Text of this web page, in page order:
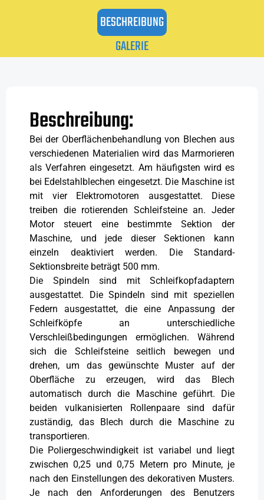
BESCHREIBUNG
GALERIE
Beschreibung:
Bei der Oberflächenbehandlung von Blechen aus
verschiedenen Materialien wird das Marmorieren
als Verfahren eingesetzt. Am häufigsten wird es
bei Edelstahlblechen eingesetzt. Die Maschine ist
mit vier Elektromotoren ausgestattet. Diese
treiben die rotierenden Schleifsteine an. Jeder
Motor steuert eine bestimmte Sektion der
Maschine, und jede dieser Sektionen kann
einzeln deaktiviert werden. Die Standard-
Sektionsbreite beträgt 500 mm.
Die Spindeln sind mit Schleifkopfadaptern
ausgestattet. Die Spindeln sind mit speziellen
Federn ausgestattet, die eine Anpassung der
Schleifköpfe an unterschiedliche
Verschleißbedingungen ermöglichen. Während
sich die Schleifsteine seitlich bewegen und
drehen, um das gewünschte Muster auf der
Oberfläche zu erzeugen, wird das Blech
automatisch durch die Maschine geführt. Die
beiden vulkanisierten Rollenpaare sind dafür
zuständig, das Blech durch die Maschine zu
transportieren.
Die Poliergeschwindigkeit ist variabel und liegt
zwischen 0,25 und 0,75 Metern pro Minute, je
nach den Einstellungen des dekorativen Musters.
Je nach den Anforderungen des Benutzers